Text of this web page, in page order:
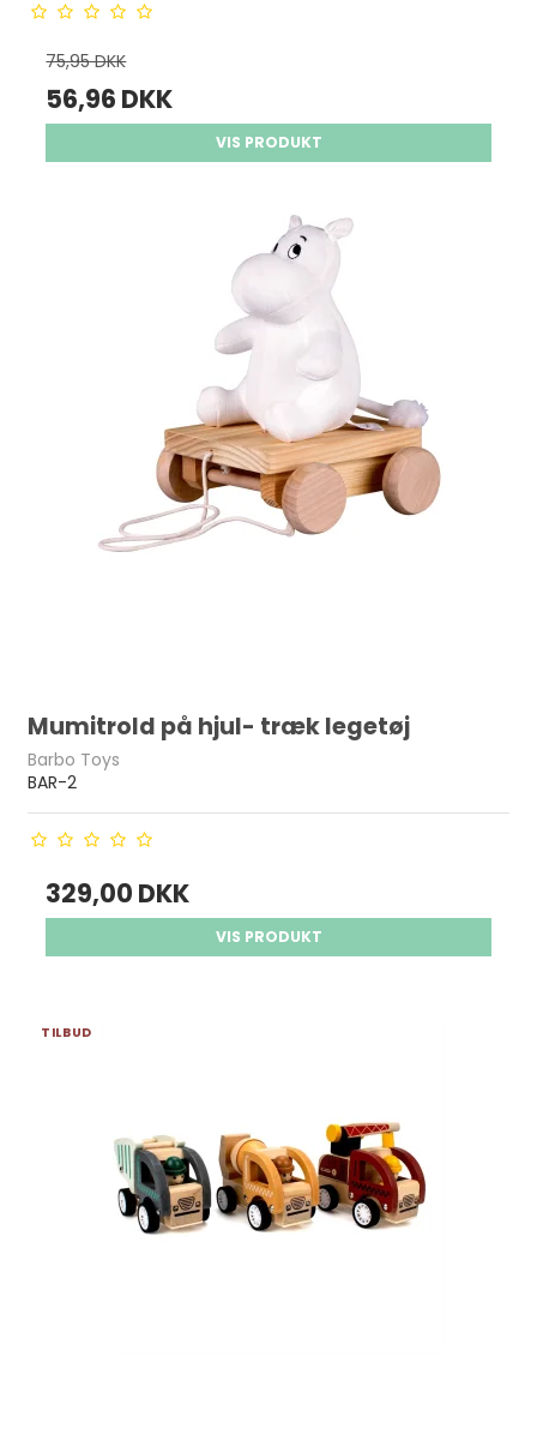
75,95 DKK
56,96 DKK
VIS PRODUKT
Mumitrold på hjul- træk legetøj
Barbo Toys
BAR-2
329,00 DKK
VIS PRODUKT
TILBUD